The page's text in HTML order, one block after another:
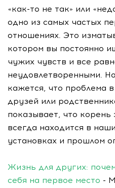
«как-то не так» или
одно из самых частых
отношениях. Это
котором вы постоянно
чужих чувств и все
неудовлетворенными.
кажется, что проблема
друзей или
показывает, что
всегда находится в
установках и прошлом
Жизнь для других:
себя на первое место -